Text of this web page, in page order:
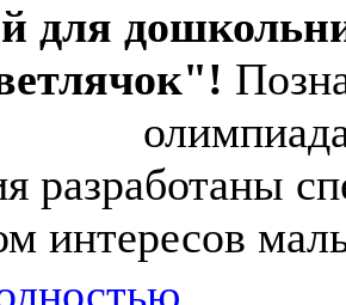
для
разработаны
интересов